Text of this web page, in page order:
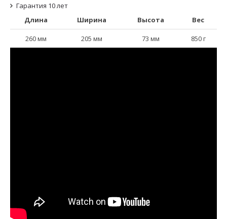
Гарантия 10 лет
Длина
Ширина Высота Вес
260 мм 205 мм 73 мм 850 г